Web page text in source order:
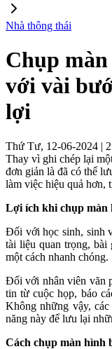
Nhà thông thái
Chụp
với vài
lợi
Thứ Tư, 12-06-2024 |
Thay vì ghi chép lại
đơn giản là đã có thể
làm việc hiệu quả hơn,
Lợi ích khi chụp màn
Đối với học sinh, sinh
tài liệu quan trọng,
một cách nhanh chóng.
Đối với nhân viên văn
tin từ cuộc họp, báo
Không những vậy,
năng này để lưu lại
Cách chụp màn hình